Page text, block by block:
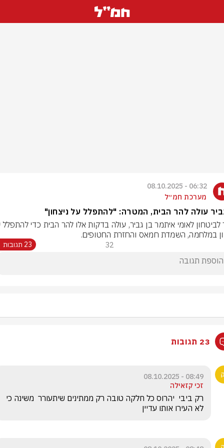
06:32 - 08.10.2025
מערכת חמ״ל
עולה להר הבית, המטרה: "להתפלל על ניצחון"
במלחמה, השמדת חמאס והחזרת החטופים.
32 23 תגובות
23 תגובות
08:49 - 08.10.2025
זכי קזאילה
לא העירו אותו עדיין